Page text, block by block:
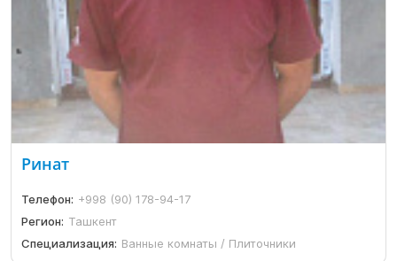
Ринат
Телефон: +998 (90) 178-94-17
Регион: Ташкент
Специализация: Ванные комнаты / Плиточники